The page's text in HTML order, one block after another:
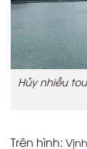
Hủy nhiều
Trên hình: